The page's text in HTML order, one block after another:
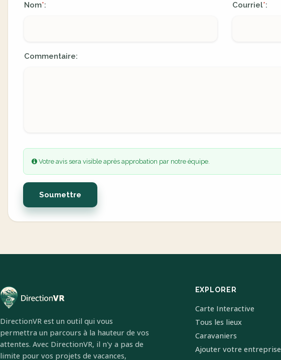
Nom*: Courriel*:
Commentaire:
Votre avis sera visible après approbation par notre équipe.
Soumettre
DirectionVR est un outil qui vous
permettra un parcours à la hauteur de vos
attentes. Avec DirectionVR, il n'y a pas de
limite pour vos projets de vacances,
EXPLORER
Carte Interactive
Tous les lieux
Caravaniers
Ajouter votre entreprise